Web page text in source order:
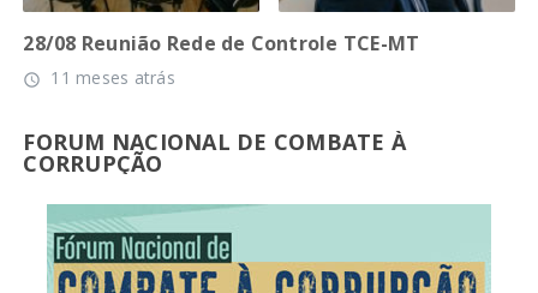
28/08 Reunião Rede de Controle TCE-MT
access_time 11 meses atrás
FORUM NACIONAL DE COMBATE À
CORRUPÇÃO